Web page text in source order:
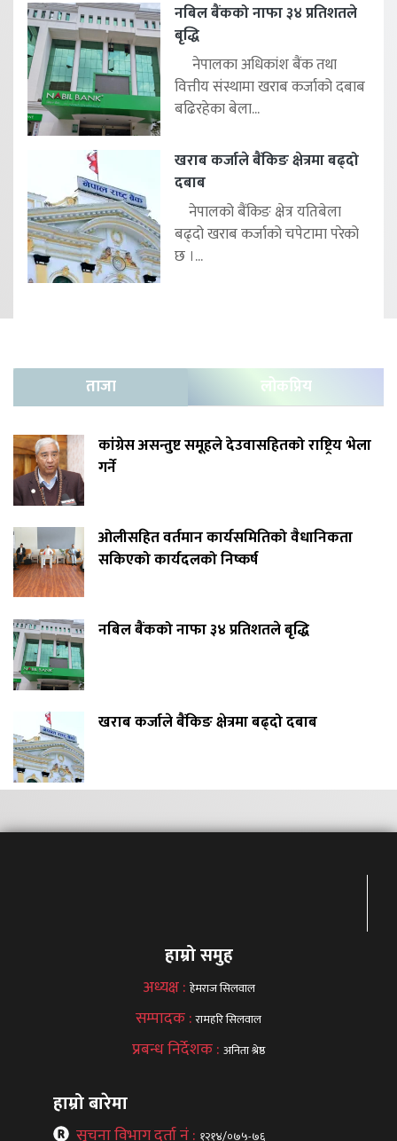
नबिल बैंकको नाफा ३४ प्रतिशतले
बृद्धि
नेपालका अधिकांश बैंक तथा
वित्तीय संस्थामा खराब कर्जाको दबाब
बढिरहेका बेला...
खराब कर्जाले बैंकिङ क्षेत्रमा बढ्दो
दबाब
नेपालको बैंकिङ क्षेत्र यतिबेला
बढ्दो खराब कर्जाको चपेटामा परेको
छ ।...
ताजा लोकप्रिय
कांग्रेस असन्तुष्ट समूहले देउवासहितको राष्ट्रिय भेला
गर्ने
ओलीसहित वर्तमान कार्यसमितिको वैधानिकता
सकिएको कार्यदलको निष्कर्ष
नबिल बैंकको नाफा ३४ प्रतिशतले बृद्धि
खराब कर्जाले बैंकिङ क्षेत्रमा बढ्दो दबाब
हाम्रो समुह
अध्यक्ष : हेमराज सिलवाल
सम्पादक :रामहरि सिलवाल
प्रबन्ध निर्देशक : अनिता श्रेष्ठ
हाम्रो बारेमा
१२१४/०७५-७६